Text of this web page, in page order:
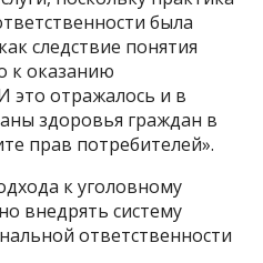
была
следствие понятия
к оказанию
отражалось и в
здоровья граждан в
прав потребителей».
к уголовному
внедрять систему
ответственности